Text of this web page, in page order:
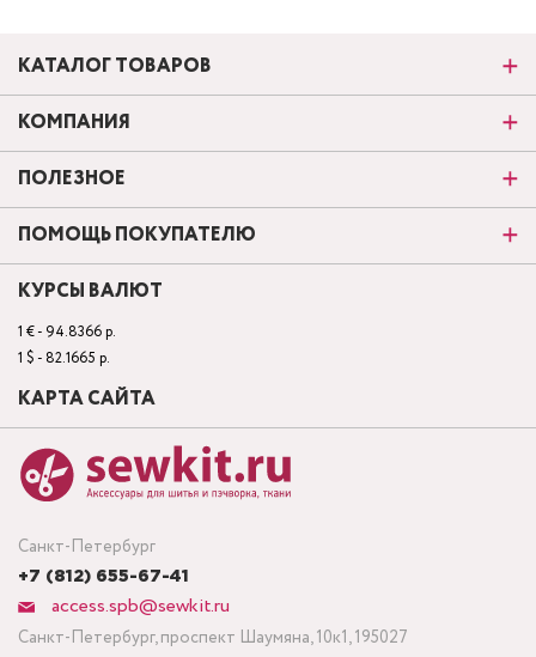
Санкт-Петербург
+7 (812) 655-67-41
access.spb@sewkit.ru
Санкт-Петербург, проспект Шаумяна, 10к1, 195027
КАТАЛОГ ТОВАРОВ
КОМПАНИЯ
ПОЛЕЗНОЕ
ПОМОЩЬ ПОКУПАТЕЛЮ
КУРСЫ ВАЛЮТ
1 € - 94.8366 р.
1 $ - 82.1665 р.
КАРТА САЙТА